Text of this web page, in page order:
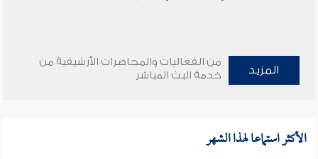
المزيد
من الفعاليات والمحاضرات الأرشيفية من
خدمة البث المباشر
الأكثر استماعا لهذا الشهر